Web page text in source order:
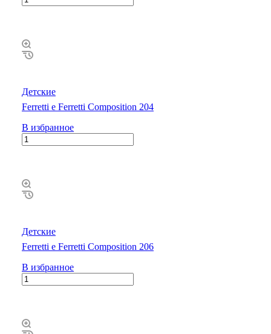
Детские
Ferretti e Ferretti Composition 204
В избранное
Детские
Ferretti e Ferretti Composition 206
В избранное